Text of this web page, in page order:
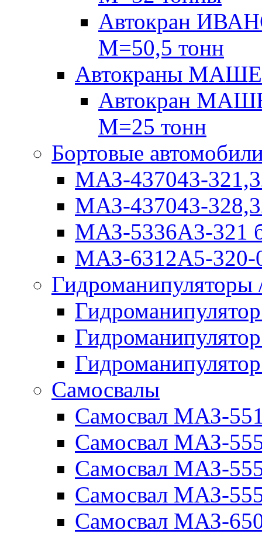
Автокран
М=50,5 тонн
Автокраны
Автокран
М=25 тонн
Бортовые
МАЗ-437043-
МАЗ-437043-
МАЗ-5336А3-321
МАЗ-6312А5-320-
Самосвалы
Самосвал МАЗ-
Самосвал МАЗ-
Самосвал МАЗ-
Самосвал МАЗ-
Самосвал МАЗ-